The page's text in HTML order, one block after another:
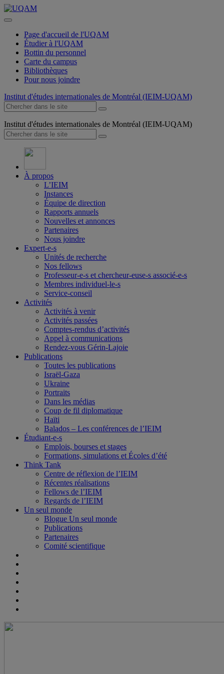
Page d'accueil de l'UQAM
Étudier à l'UQAM
Bottin du personnel
Carte du campus
Bibliothèques
Pour nous joindre
Institut d'études internationales de Montréal (IEIM-UQAM)
Institut d'études internationales de Montréal (IEIM-UQAM)
À propos
L’IEIM
Instances
Équipe de direction
Rapports annuels
Nouvelles et annonces
Partenaires
Nous joindre
Expert-e-s
Unités de recherche
Nos fellows
Professeur-e-s et chercheur-euse-s associé-e-s
Membres individuel-le-s
Service-conseil
Activités
Activités à venir
Activités passées
Comptes-rendus d’activités
Appel à communications
Rendez-vous Gérin-Lajoie
Publications
Toutes les publications
Israël-Gaza
Ukraine
Portraits
Dans les médias
Coup de fil diplomatique
Haïti
Balados – Les conférences de l’IEIM
Étudiant-e-s
Emplois, bourses et stages
Formations, simulations et Écoles d’été
Think Tank
Centre de réflexion de l’IEIM
Récentes réalisations
Fellows de l’IEIM
Regards de l’IEIM
Un seul monde
Blogue Un seul monde
Publications
Partenaires
Comité scientifique